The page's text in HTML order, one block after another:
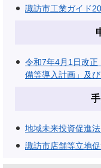
諏訪市工業ガイド
令和7年4月1日改
備等導入計画」及
地域未来投資促進
諏訪市店舗等立地